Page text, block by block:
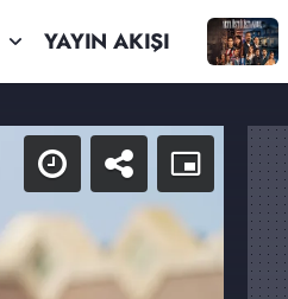
YAYIN AKIŞI